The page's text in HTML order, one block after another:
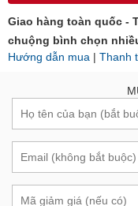
Giao hàng toàn quốc -
chuộng bình chọn
Hướng dẫn mua | Thanh